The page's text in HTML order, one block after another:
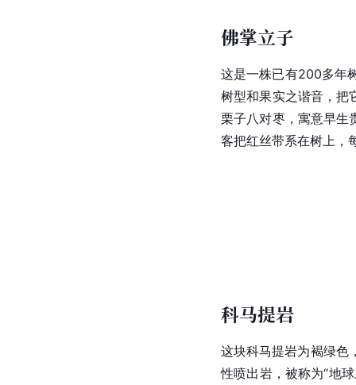
佛掌立子
这是一株已有200多年
树型和果实之谐音，把
栗子八对枣，寓意早生
客把红丝带系在树上，
科马提岩
这块科马提岩为褐绿色
性喷出岩，被称为“地